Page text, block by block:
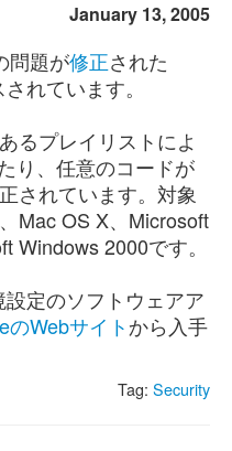
January 13, 2005
問題が修正された
れています。
るプレイリストによ
り、任意のコードが
されています。対象
Mac OS X、Microsoft
Windows 2000です。
定のソフトウェアア
のWebサイトから入手
Tag: Security